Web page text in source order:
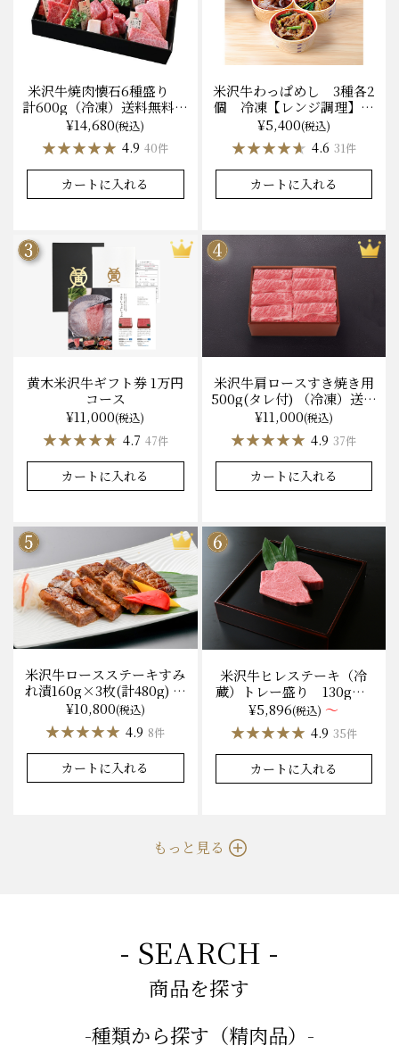
米沢牛焼肉懐石6種盛り
計600g（冷凍）送料無料
化粧箱入
¥14,680(税込)
★★★★★
★★★★★ 4.9 40件
カートに入れる
米沢牛わっぱめし 3種各2
個 冷凍【レンジ調理】化
粧箱入
¥5,400(税込)
★★★★★
★★★★★ 4.6 31件
カートに入れる
黄木米沢牛ギフト券 1万円
コース
¥11,000(税込)
★★★★★
★★★★★ 4.7 47件
カートに入れる
米沢牛肩ロースすき焼き用
500g(タレ付) （冷凍）送料
無料 化粧箱入
¥11,000(税込)
★★★★★
★★★★★ 4.9 37件
カートに入れる
米沢牛ロースステーキすみ
れ漬160g×3枚(計480g) 木
箱入 味噌酒粕漬け/冷蔵
送料無料
¥10,800(税込)
★★★★★
★★★★★ 4.9 8件
カートに入れる
米沢牛ヒレステーキ（冷
蔵）トレー盛り 130g×1
枚から量り売り
¥5,896(税込) ～
★★★★★
★★★★★ 4.9 35件
カートに入れる
もっと見る
- SEARCH -
商品を探す
-種類から探す（精肉品）-